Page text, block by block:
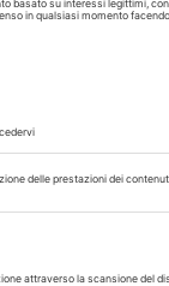
su alcuni codici
prima